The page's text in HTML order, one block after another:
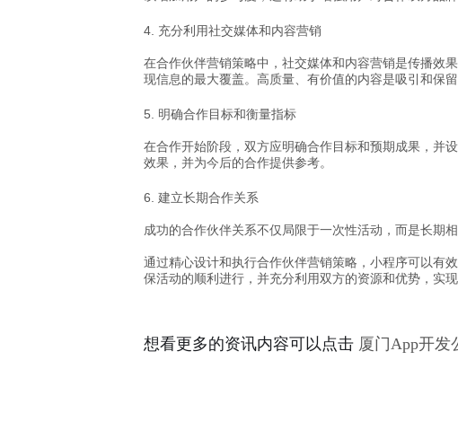
4. 充分利用社交媒体和内容营销
在合作伙伴营销策略中，社交媒体和内容营销是传播效
现信息的最大覆盖。高质量、有价值的内容是吸引和保留
5. 明确合作目标和衡量指标
在合作开始阶段，双方应明确合作目标和预期成果，并
效果，并为今后的合作提供参考。
6. 建立长期合作关系
成功的合作伙伴关系不仅局限于一次性活动，而是长期
通过精心设计和执行合作伙伴营销策略，小程序可以有
保活动的顺利进行，并充分利用双方的资源和优势，实现
想看更多的资讯内容可以点击 厦门App开发